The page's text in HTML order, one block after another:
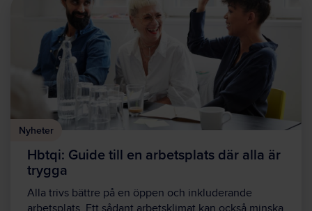
Nyheter
Hbtqi: Guide till en arbetsplats där alla är
trygga
Alla trivs bättre på en öppen och inkluderande